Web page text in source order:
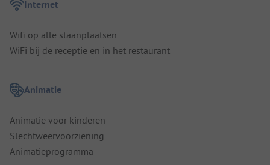
Internet
Wifi op alle staanplaatsen
WiFi bij de receptie en in het restaurant
Animatie
Animatie voor kinderen
Slechtweervoorziening
Animatieprogramma